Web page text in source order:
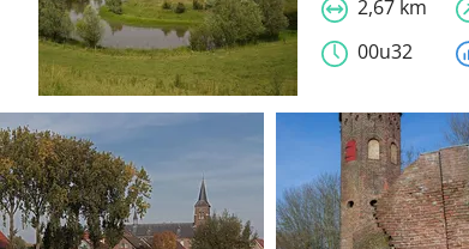
2,67 km
00u32